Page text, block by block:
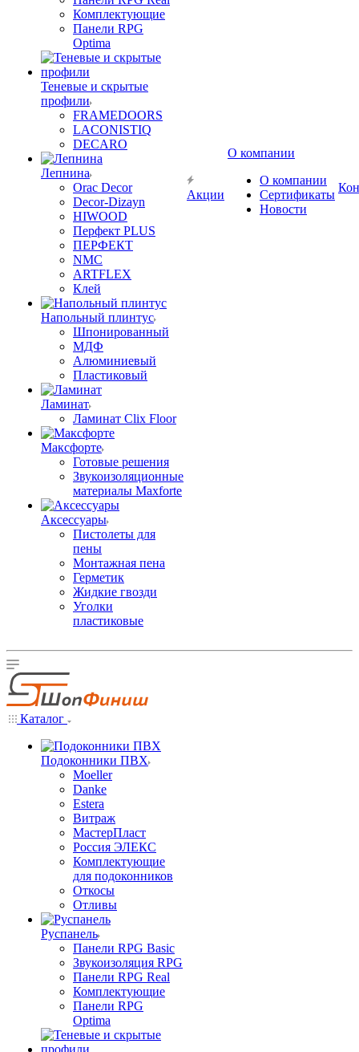
Комплектующие
Панели RPG
Optima
Теневые и скрытые
профили
FRAMEDOORS
LACONISTIQ
DECARO
Лепнина
Orac Decor
Decor-Dizayn
HIWOOD
Перфект PLUS
ПЕРФЕКТ
NMC
ARTFLEX
Клей
Напольный плинтус
Шпонированный
МДФ
Алюминиевый
Пластиковый
Ламинат
Ламинат Clix Floor
Максфорте
Готовые решения
Звукоизоляционные
материалы Maxforte
Аксессуары
Пистолеты для
пены
Монтажная пена
Герметик
Жидкие гвозди
Уголки
пластиковые
Акции
О компании
О компании
Сертификаты
Новости
Каталог
Подоконники ПВХ
Moeller
Danke
Estera
Витраж
МастерПласт
Россия ЭЛЕКС
Комплектующие
для подоконников
Откосы
Отливы
Руспанель
Панели RPG Basic
Звукоизоляция RPG
Панели RPG Real
Комплектующие
Панели RPG
Optima